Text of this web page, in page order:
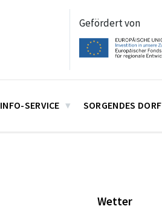
Gefördert von
INFO-SERVICE SORGENDES DORF
Wetter